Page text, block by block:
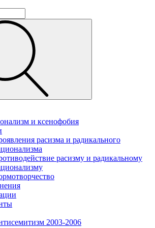
и ксенофобия
расизма и радикального
расизму и радикальному
2003-2006